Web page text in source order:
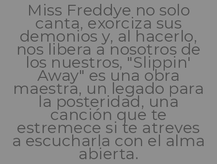
Miss Freddye no solo
canta, exorciza sus
demonios y, al hacerlo,
nos libera a nosotros de
los nuestros, "Slippin'
Away" es una obra
maestra, un legado para
la posteridad, una
canción que te
estremece si te atreves
a escucharla con el alma
abierta.